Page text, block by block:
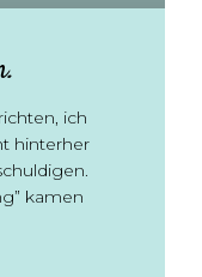
ich
hinterher
kamen